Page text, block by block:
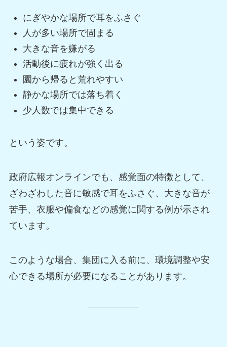
にぎやかな場所で耳をふさぐ
人が多い場所で固まる
大きな音を嫌がる
活動後に疲れが強く出る
園から帰ると荒れやすい
静かな場所では落ち着く
少人数では集中できる
という姿です。
政府広報オンラインでも、感覚面の特徴として、
ざわざわした音に敏感で耳をふさぐ、大きな音が
苦手、衣服や偏食などの感覚に関する例が示され
ています。
このような場合、集団に入る前に、環境調整や安
心できる場所が必要になることがあります。